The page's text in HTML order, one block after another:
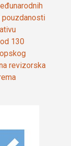
pouzdanosti
130
revizorska